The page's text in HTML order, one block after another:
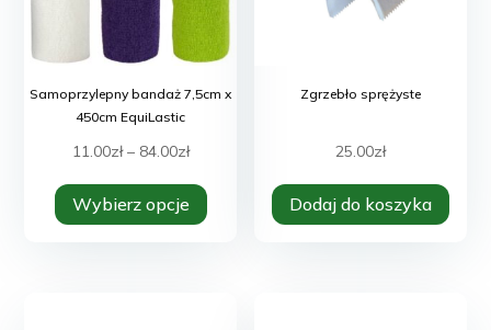
Samoprzylepny bandaż 7,5cm x
450cm EquiLastic
11.00zł – 84.00złZakres
cen:
od
Wybierz opcje
produkt
Zgrzebło sprężyste
25.00zł
Dodaj do koszyka